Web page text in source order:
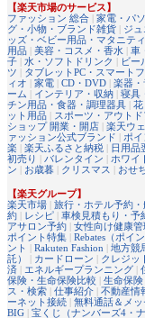
【楽天市場のサービス】
ファッション 総合 | 家電・パ
グ・小物・ブランド雑貨 | ジ
ッズ・ベビー用品・マタニティ
用品 | 美容・コスメ・香水 | 車
子 | 水・ソフトドリンク | ビー
ツ | タブレットPC・スマート
ィオ | 家電 | CD・DVD | 楽器
ーム | インテリア・収納 | 寝具
チン用品・食器・調理器具 | 花
ット用品 | スポーツ・アウトド
ショップ 開業・開店 | 楽天ウ
ァッション公式ブランド | ポ
楽 | 楽天ふるさと納税 | 日用品
初売り | バレンタイン | ホワイ
ン | お歳暮 | クリスマス | おせ
【楽天グループ】
楽天市場 | 旅行・ホテル予約
約 | レシピ | 車検見積もり・予
アサロン予約 | 女性向け健康管
ポイント特集 | Rebates（ポイ
ント | Rakuten Fashion | 地方競
託）
| カードローン | クレジッ
済 | エネルギープランニング |
保険・生命保険比較 | 生命保険
ス・検索 | 仕事紹介 | 不動産情
ーネット接続 | 無料通話＆メッ
BIG | 宝くじ（ナンバーズ4・ナ